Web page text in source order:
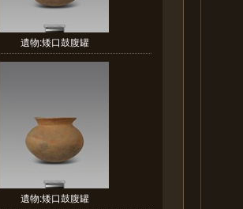
遺物:矮口鼓腹罐
遺物:矮口鼓腹罐